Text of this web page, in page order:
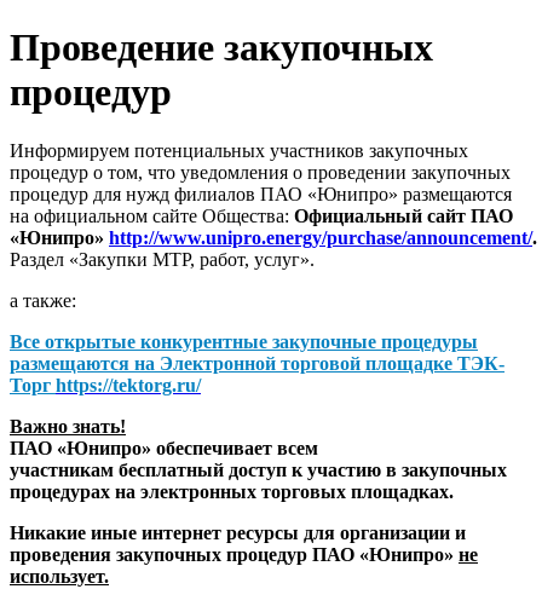
Проведение закупочных
процедур
Информируем потенциальных участников закупочных
процедур о том, что уведомления о проведении закупочных
процедур для нужд филиалов ПАО «Юнипро» размещаются
на официальном сайте Общества: Официальный сайт ПАО
«Юнипро» http://www.unipro.energy/purchase/announcement/.
Раздел «Закупки МТР, работ, услуг».
а также:
Все открытые конкурентные закупочные процедуры
размещаются на Электронной торговой площадке ТЭК-
Торг https://tektorg.ru/
Важно знать!
ПАО «Юнипро» обеспечивает всем
участникам бесплатный доступ к участию в закупочных
процедурах на электронных торговых площадках.
Никакие иные интернет ресурсы для организации и
проведения закупочных процедур ПАО «Юнипро» не
использует.